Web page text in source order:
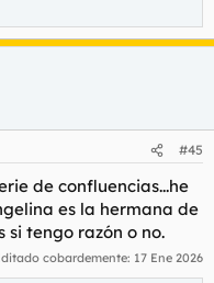
#45
de confluencias...he
es la hermana de
si tengo razón o no.
cobardemente: 17 Ene 2026